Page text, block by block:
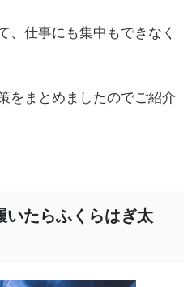
、仕事にも集中もできなく
をまとめましたのでご紹介
いたらふくらはぎ太